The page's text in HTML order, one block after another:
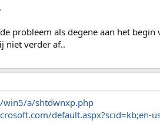
probleem als degene aan het
niet verder af..
a/shtdwnxp.php
default.aspx?scid=kb;en-